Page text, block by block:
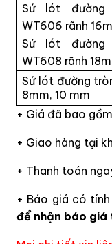
Sứ lót đường
WT606 rãnh
Sứ lót đường
WT608 rãnh
Sứ lót đường
8mm, 10 mm
+ Giá đã bao
+ Giao hàng tại
+ Thanh toán
+ Báo giá có
để nhận báo